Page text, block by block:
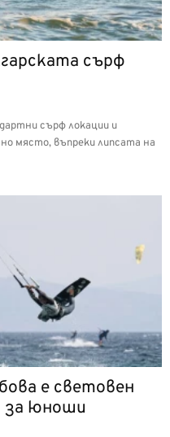
сърф
сърф локации и
място, въпреки липсата на
е световен
за юноши